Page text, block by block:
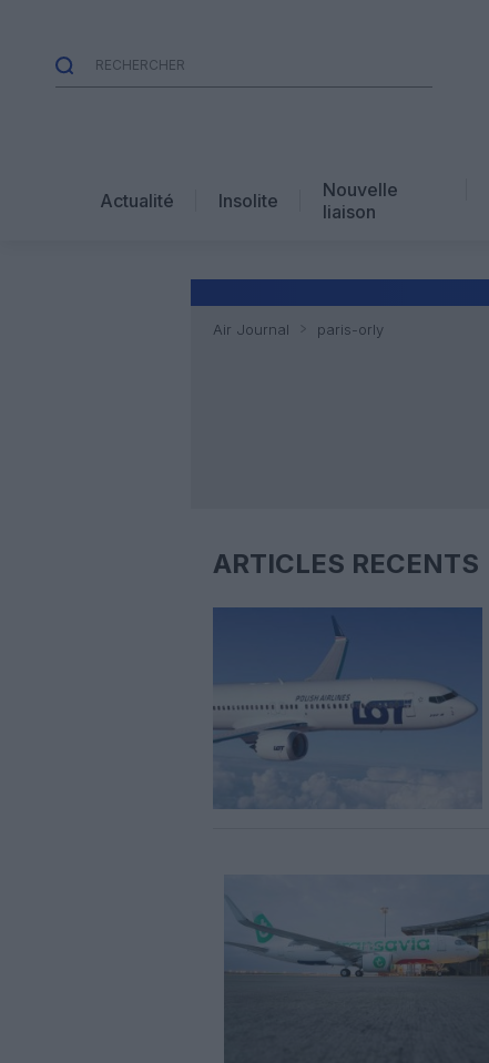
Actualité Insolite
Nouvelle
liaison
Air Journal paris-orly
ARTICLES RÉCENTS